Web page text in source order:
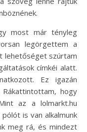
most már tényleg
legörgettem a
lehetőséget szúrtam
címkéi alatt.
Ez igazán
hogy
az a lolmarkt.hu
is van alkalmunk
meg rá, és mindezt